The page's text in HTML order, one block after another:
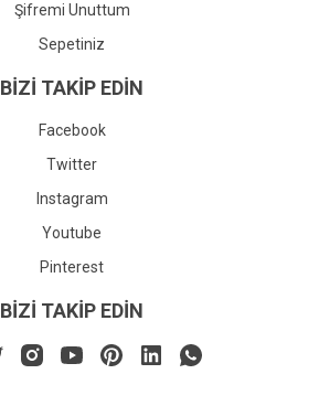
Şifremi Unuttum
Sepetiniz
BİZİ TAKİP EDİN
Facebook
Twitter
Instagram
Youtube
Pinterest
BİZİ TAKİP EDİN